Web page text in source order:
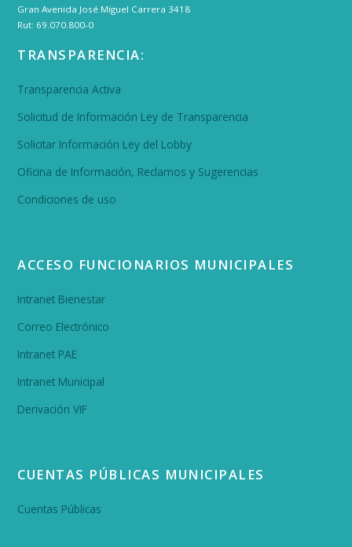
Gran Avenida José Miguel Carrera 3418
Rut: 69.070.800-0
TRANSPARENCIA:
Transparencia Activa
Solicitud de Información Ley de Transparencia
Solicitar Información Ley del Lobby
Oficina de Información, Reclamos y Sugerencias
Condiciones de uso
ACCESO FUNCIONARIOS MUNICIPALES
Intranet Bienestar
Correo Electrónico
Intranet PAE
Intranet Municipal
Derivación VIF
CUENTAS PÚBLICAS MUNICIPALES
Cuentas Públicas